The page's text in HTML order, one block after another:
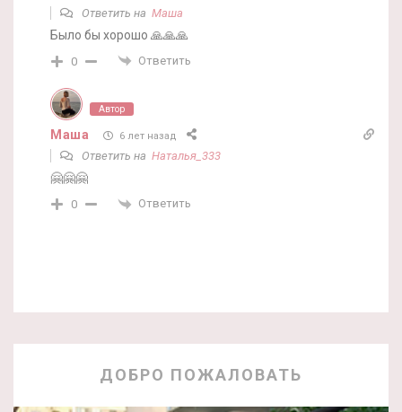
Ответить на Маша
Было бы хорошо 🙏🙏🙏
0 Ответить
Автор
Маша 6 лет назад
Ответить на Наталья_333
🤗🤗🤗
0 Ответить
ДОБРО ПОЖАЛОВАТЬ